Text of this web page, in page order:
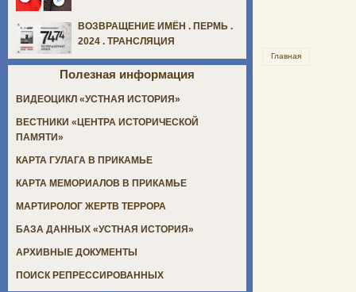
Главная
ВОЗВРАЩЕНИЕ ИМЁН . ПЕРМЬ .
2024 . ТРАНСЛЯЦИЯ
Полезная информация
ВИДЕОЦИКЛ «УСТНАЯ ИСТОРИЯ»
ВЕСТНИКИ «ЦЕНТРА ИСТОРИЧЕСКОЙ
ПАМЯТИ»
КАРТА ГУЛАГА В ПРИКАМЬЕ
КАРТА МЕМОРИАЛОВ В ПРИКАМЬЕ
МАРТИРОЛОГ ЖЕРТВ ТЕРРОРА
БАЗА ДАННЫХ «УСТНАЯ ИСТОРИЯ»
АРХИВНЫЕ ДОКУМЕНТЫ
ПОИСК РЕПРЕССИРОВАННЫХ